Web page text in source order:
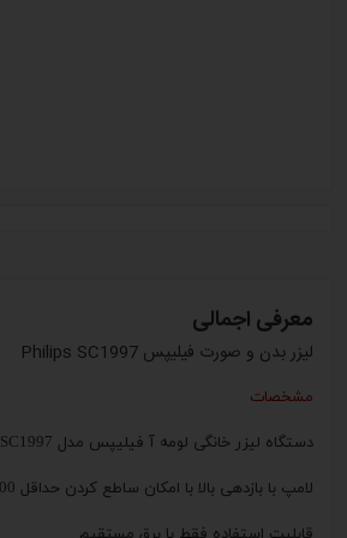
معرفی اجمالی
لیزر بدن و صورت فیلیپس Philips SC1997
مشخصات
دستگاه لیزر خانگی لومه آ فیلیپس مدل SC1997
لامپ با بازدهی بالا با امکان ساطع کردن حداقل 250000 پالس نوری